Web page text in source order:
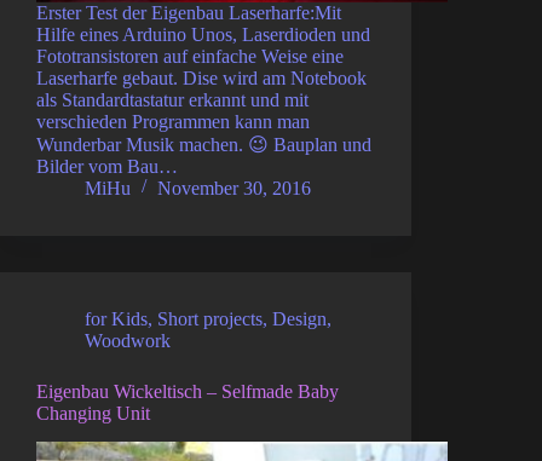
Erster Test der Eigenbau Laserharfe:Mit
Hilfe eines Arduino Unos, Laserdioden und
Fototransistoren auf einfache Weise eine
Laserharfe gebaut. Dise wird am Notebook
als Standardtastatur erkannt und mit
verschieden Programmen kann man
Wunderbar Musik machen. 😉 Bauplan und
Bilder vom Bau…
MiHu
November 30, 2016
for Kids, Short projects, Design,
Woodwork
Eigenbau Wickeltisch – Selfmade Baby
Changing Unit